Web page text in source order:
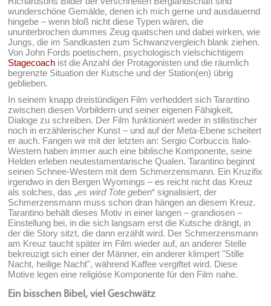
wunderschöne Gemälde, denen ich mich gerne und ausdauernd
hingebe – wenn bloß nicht diese Typen wären, die
ununterbrochen dummes Zeug quatschen und dabei wirken, wie
Jungs, die im Sandkasten zum Schwanzvergleich blank ziehen.
Von John Fords poetischem, psychologisch vielschichtigem
Stagecoach ist die Anzahl der Protagonisten und die räumlich
begrenzte Situation der Kutsche und der Station(en) übrig
geblieben.
In seinem knapp dreistündigen Film verheddert sich Tarantino
zwischen diesen Vorbildern und seiner eigenen Fähigkeit,
Dialoge zu schreiben. Der Film funktioniert weder in stilistischer
noch in erzählerischer Kunst – und auf der Meta-Ebene scheitert
er auch. Fangen wir mit der letzten an: Sergio Corbuccis Italo-
Western haben immer auch eine biblische Komponente, seine
Helden erleben neutestamentarische Qualen. Tarantino beginnt
seinen Schnee-Western mit dem Schmerzensmann. Ein Kruzifix
irgendwo in den Bergen Wyomings – es reicht nicht das Kreuz
als solches, das „es wird Tote geben“ signalisiert, der
Schmerzensmann muss schon dran hängen an diesem Kreuz.
Tarantino behält dieses Motiv in einer langen – grandiosen –
Einstellung bei, in die sich langsam erst die Kutsche drängt, in
der die Story sitzt, die dann erzählt wird. Der Schmerzensmann
am Kreuz taucht später im Film wieder auf, an anderer Stelle
bekreuzigt sich einer der Männer, ein anderer klimpert "Stille
Nacht, heilige Nacht", während Kaffee vergiftet wird. Diese
Motive legen eine religiöse Komponente für den Film nahe.
Ein bisschen Bibel, viel Geschwätz